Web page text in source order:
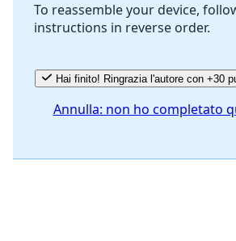
Annulla
To reassemble your device,
instructions in reverse order.
Hai finito! Ringrazia l'autore con +30
Annulla: non ho completato